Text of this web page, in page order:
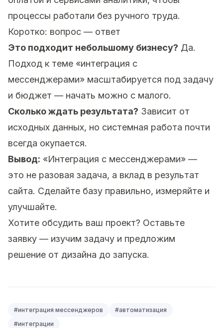
процессы работали без ручного труда.
Коротко: вопрос — ответ
Это подходит небольшому бизнесу? Да.
Подход к теме «интеграция с
мессенджерами» масштабируется под задачу
и бюджет — начать можно с малого.
Сколько ждать результата? Зависит от
исходных данных, но системная работа почти
всегда окупается.
Вывод: «Интеграция с мессенджерами» —
это не разовая задача, а вклад в результат
сайта. Сделайте базу правильно, измеряйте и
улучшайте.
Хотите обсудить ваш проект? Оставьте
заявку — изучим задачу и предложим
решение от дизайна до запуска.
#интеграция мессенджеров #автоматизация
#интеграции